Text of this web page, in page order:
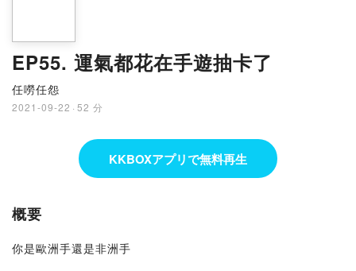
EP55. 運氣都花在手遊抽卡了
任嘮任怨
2021-09-22 · 52 分
KKBOXアプリで無料再生
概要
你是歐洲手還是非洲手